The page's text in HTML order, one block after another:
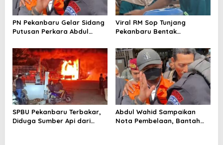
PN Pekanbaru Gelar Sidang
Putusan Perkara Abdul
Viral RM Sop Tunjang
Pekanbaru Bentak
Maaf
SPBU Pekanbaru Terbakar,
Diduga Sumber Api dari
Abdul Wahid Sampaikan
Nota Pembelaan, Bantah